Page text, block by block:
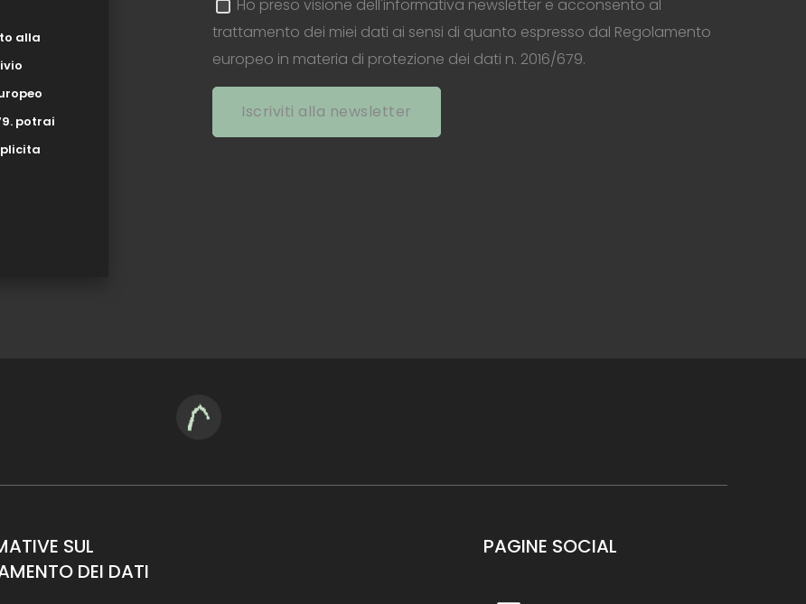
alla
potrai
Ho preso visione dell'informativa newsletter e acconsento al
trattamento dei miei dati ai sensi di quanto espresso dal Regolamento
europeo in materia di protezione dei dati n. 2016/679.
SUL
DEI DATI
PAGINE SOCIAL